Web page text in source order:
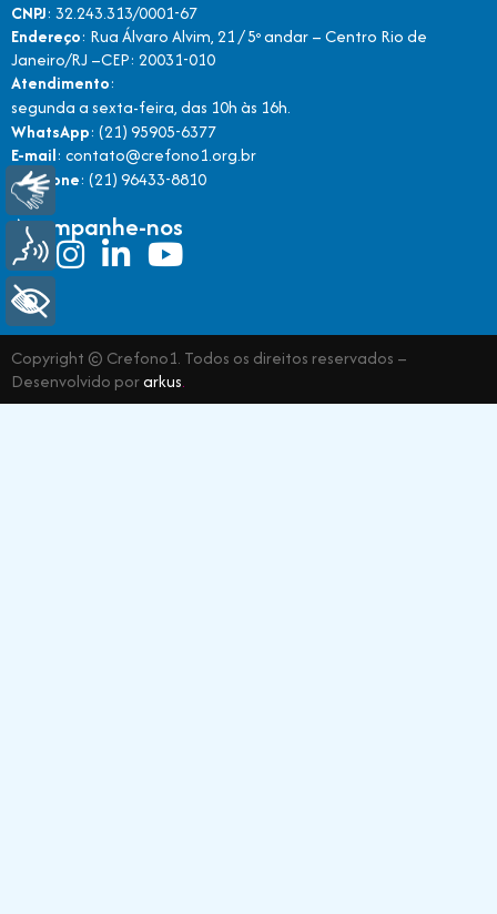
CNPJ: 32.243.313/0001-67
Endereço: Rua Álvaro Alvim, 21 / 5º andar – Centro Rio de
Janeiro/RJ –CEP: 20031-010
Atendimento:
segunda a sexta-feira, das 10h às 16h.
WhatsApp: (21) 95905-6377
E-mail: contato@crefono1.org.br
Telefone: (21) 96433-8810
Acompanhe-nos
Copyright © Crefono1. Todos os direitos reservados –
Desenvolvido porarkus.
Libras
Voz